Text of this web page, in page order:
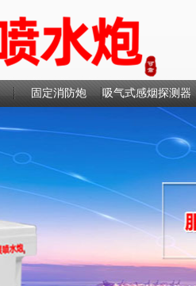
固定消防炮 吸气式感烟探测器